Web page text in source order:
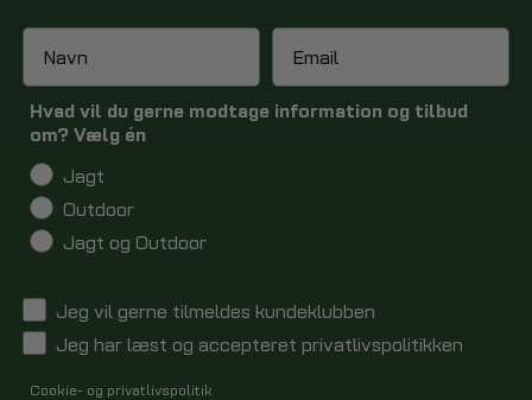
Hvad vil du gerne modtage information og tilbud
om? Vælg én
Jagt
Outdoor
Jagt og Outdoor
Jeg vil gerne tilmeldes kundeklubben
Jeg har læst og accepteret privatlivspolitikken
Cookie- og privatlivspolitik